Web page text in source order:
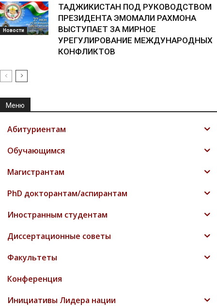
Новости
ТАДЖИКИСТАН ПОД РУКОВОДСТВОМ
ПРЕЗИДЕНТА ЭМОМАЛИ РАХМОНА
ВЫСТУПАЕТ ЗА МИРНОЕ
УРЕГУЛИРОВАНИЕ МЕЖДУНАРОДНЫХ
КОНФЛИКТОВ
Меню
Абитуриентам
Обучающимся
Магистрантам
PhD докторантам/аспирантам
Иностранным студентам
Диссертационные советы
Факультеты
Конференция
Инициативы Лидера нации